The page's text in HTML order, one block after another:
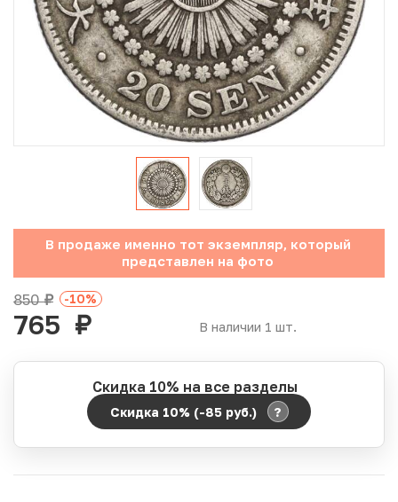
Юбилейные монеты Банка России (с 1999 года)
Памятные и инвестиционные монеты СССР и России
Иностранные монеты
Неофициальные выпуски монет (Unusual)
Античные и средневековые монеты
Наборы монет
Инвестиционные монеты
В продаже именно тот экземпляр, который
представлен на фото
В наличии 1 шт.
850руб. -10%
765 руб.
Скидка 10% на все разделы
Скидка 10% (-85 руб.) ?
Период действия акции: